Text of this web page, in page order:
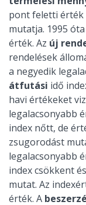
pont feletti érték
mutatja. 1995
érték. Az új
rendelések
a negyedik
átfutási idő
havi értékeket
legalacsonyabb
index nőtt, de
zsugorodást
legalacsonyabb
index csökkent
mutat. Az
érték. A